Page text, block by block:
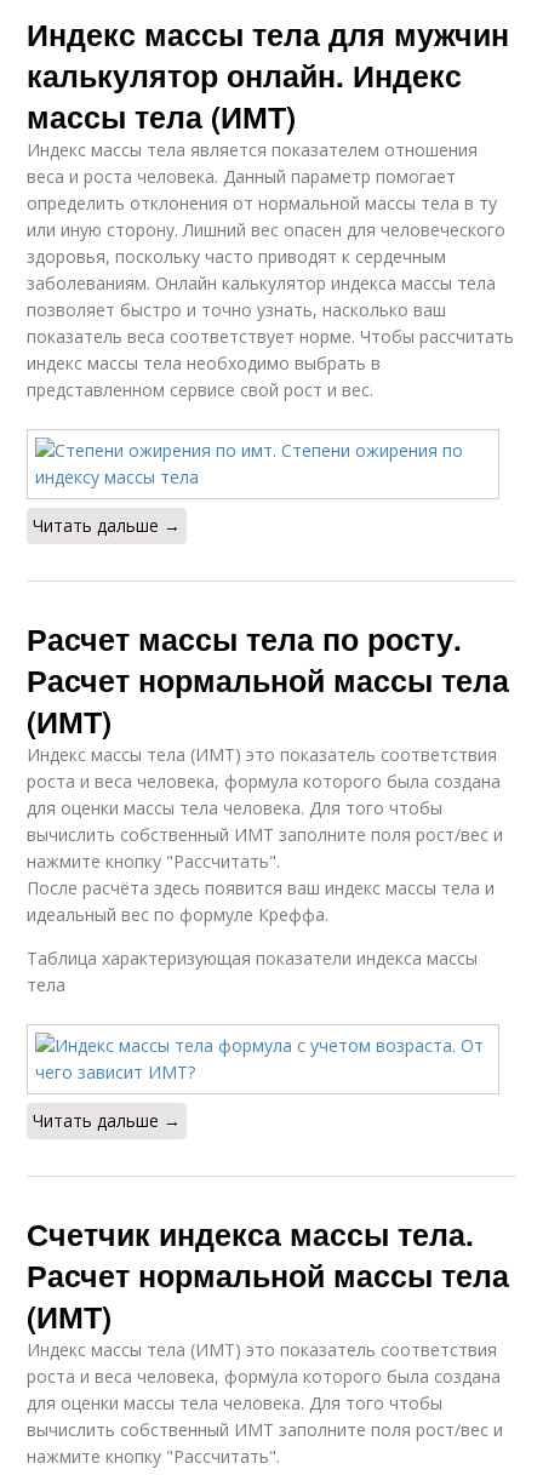
Индекс массы тела для мужчин
калькулятор онлайн. Индекс
массы тела (ИМТ)
Индекс массы тела является показателем отношения
веса и роста человека. Данный параметр помогает
определить отклонения от нормальной массы тела в ту
или иную сторону. Лишний вес опасен для человеческого
здоровья, поскольку часто приводят к сердечным
заболеваниям. Онлайн калькулятор индекса массы тела
позволяет быстро и точно узнать, насколько ваш
показатель веса соответствует норме. Чтобы рассчитать
индекс массы тела необходимо выбрать в
представленном сервисе свой рост и вес.
Читать дальше →
Расчет массы тела по росту.
Расчет нормальной массы тела
(ИМТ)
Индекс массы тела (ИМТ) это показатель соответствия
роста и веса человека, формула которого была создана
для оценки массы тела человека. Для того чтобы
вычислить собственный ИМТ заполните поля рост/вес и
нажмите кнопку "Рассчитать".
После расчёта здесь появится ваш индекс массы тела и
идеальный вес по формуле Креффа.
Таблица характеризующая показатели индекса массы
тела
Читать дальше →
Счетчик индекса массы тела.
Расчет нормальной массы тела
(ИМТ)
Индекс массы тела (ИМТ) это показатель соответствия
роста и веса человека, формула которого была создана
для оценки массы тела человека. Для того чтобы
вычислить собственный ИМТ заполните поля рост/вес и
нажмите кнопку "Рассчитать".